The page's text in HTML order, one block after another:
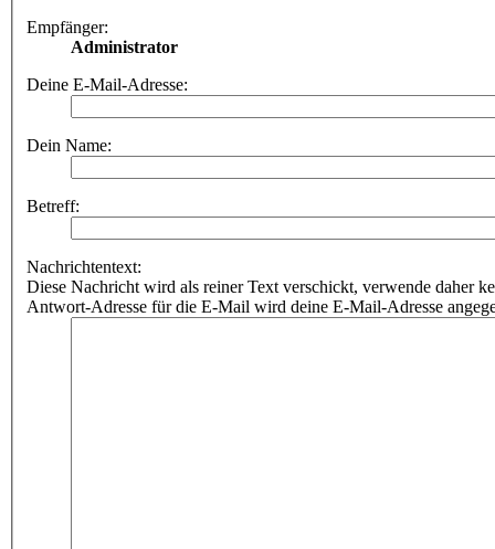
Empfänger:
Administrator
Deine E-Mail-Adresse:
Dein Name:
Betreff:
Nachrichtentext:
Diese Nachricht wird als reiner Text verschickt, verwende daher
Antwort-Adresse für die E-Mail wird deine E-Mail-Adresse